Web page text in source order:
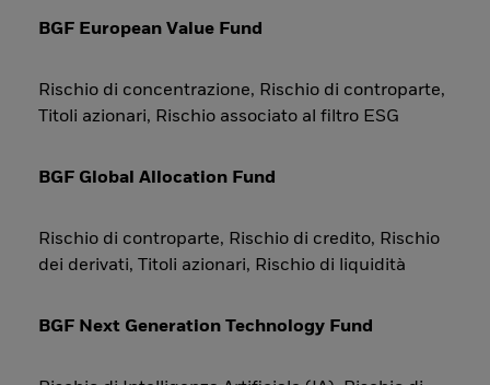
BGF European Value Fund
Rischio di concentrazione, Rischio di controparte,
Titoli azionari, Rischio associato al filtro ESG
BGF Global Allocation Fund
Rischio di controparte, Rischio di credito, Rischio
dei derivati, Titoli azionari, Rischio di liquidità
BGF Next Generation Technology Fund